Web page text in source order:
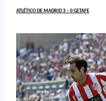
ATLÉTICO DE MADRID 3 – 0 GETAFE